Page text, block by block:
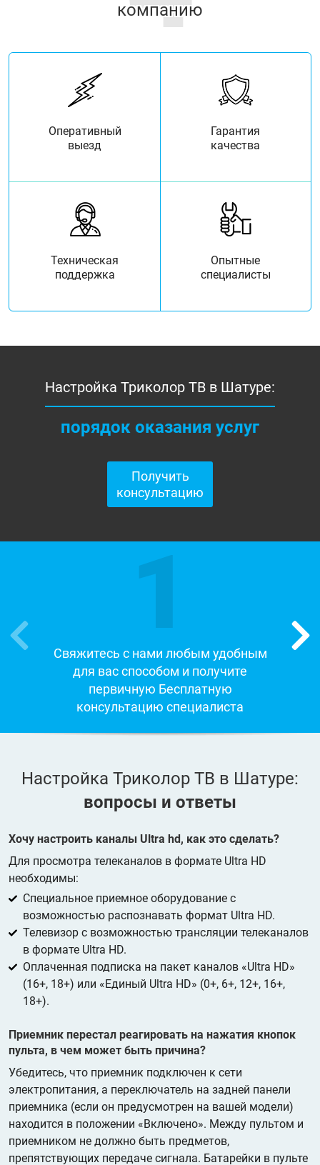
компанию
Оперативный
выезд
Гарантия
качества
Техническая
поддержка
Опытные
специалисты
Настройка Триколор ТВ в Шатуре:
порядок оказания услуг
Получить
консультацию
1
Свяжитесь с нами любым удобным
для вас способом и получите
первичную Бесплатную
консультацию специалиста
Настройка Триколор ТВ в Шатуре:
вопросы и ответы
Хочу настроить каналы Ultra hd, как это сделать?
Для просмотра телеканалов в формате Ultra HD
необходимы:
Специальное приемное оборудование с
возможностью распознавать формат Ultra HD.
Телевизор с возможностью трансляции телеканалов
в формате Ultra HD.
Оплаченная подписка на пакет каналов «Ultra HD»
(16+, 18+) или «Единый Ultra HD» (0+, 6+, 12+, 16+,
18+).
Приемник перестал реагировать на нажатия кнопок
пульта, в чем может быть причина?
Убедитесь, что приемник подключен к сети
электропитания, а переключатель на задней панели
приемника (если он предусмотрен на вашей модели)
находится в положении «Включено». Между пультом и
приемником не должно быть предметов,
препятствующих передаче сигнала. Батарейки в пульте